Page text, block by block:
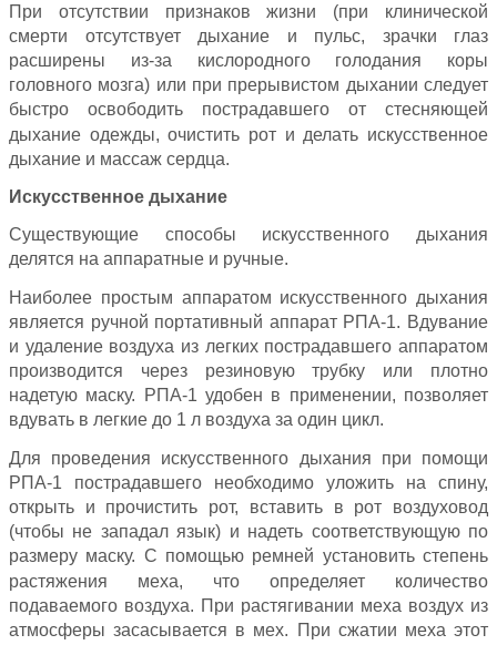
При отсутствии признаков жизни (при клинической
смерти отсутствует дыхание и пульс, зрачки глаз
расширены из-за кислородного голодания коры
головного мозга) или при прерывистом дыхании следует
быстро освободить пострадавшего от стесняющей
дыхание одежды, очистить рот и делать искусственное
дыхание и массаж сердца.
Искусственное дыхание
Существующие способы искусственного дыхания
делятся на аппаратные и ручные.
Наиболее простым аппаратом искусственного дыхания
является ручной портативный аппарат РПА-1. Вдувание
и удаление воздуха из легких пострадавшего аппаратом
производится через резиновую трубку или плотно
надетую маску. РПА-1 удобен в применении, позволяет
вдувать в легкие до 1 л воздуха за один цикл.
Для проведения искусственного дыхания при помощи
РПА-1 пострадавшего необходимо уложить на спину,
открыть и прочистить рот, вставить в рот воздуховод
(чтобы не западал язык) и надеть соответствующую по
размеру маску. С помощью ремней установить степень
растяжения меха, что определяет количество
подаваемого воздуха. При растягивании меха воздух из
атмосферы засасывается в мех. При сжатии меха этот